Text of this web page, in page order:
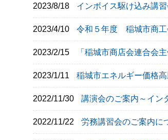
2023/8/18 インボイス駆け込み講習
2023/4/10 令和５年度 稲城市商工
2023/2/15 「稲城市商店会連合会
2023/1/11 稲城市エネルギー価格
2022/11/30 講演会のご案内～イン
2022/11/22 労務講習会のご案内に